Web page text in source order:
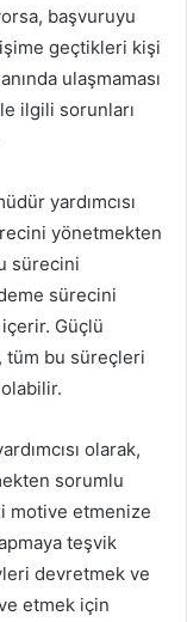
başvuruyu
geçtikleri kişi
ulaşmaması
ilgili sorunları
yardımcısı
yönetmekten
sürecini
sürecini
Güçlü
tüm bu süreçleri
olarak,
sorumlu
motive etmenize
teşvik
devretmek ve
etmek için